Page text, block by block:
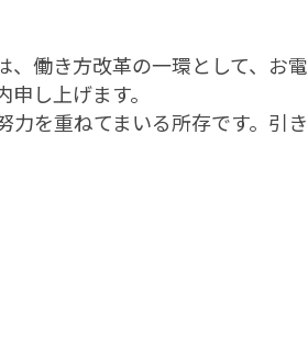
働き方改革の一環として、お
し上げます。
を重ねてまいる所存です。引